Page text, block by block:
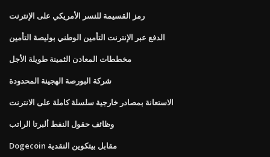
رمز القسيمة للنسر الأمريكي على الإنترنت
الدفع عبر الإنترنت التأمين الوطني بوليصة التأمين
مخططات المعادن الثمينة طويلة الأجل
شركة البورصة الهجينة المحدودة
الاستعانة بمصادر خارجية سلسلة كاملة على الانترنت
وظائف حقول النفط ألبرتا الراتب
Dogecoin مقابل بيتكوين النقدية